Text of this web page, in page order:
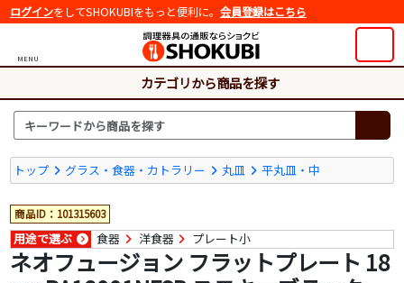
ログインをしてSHOKUBIをもっと便利に。 会員登録はこちら
MENU
カテゴリから商品を探す
トップ グラス・食器・カトラリー 丸皿 平丸皿・中
商品ID：101315603
用途で選ぶ 食器 洋食器 プレート小
ネオフュージョン フラットプレート 18